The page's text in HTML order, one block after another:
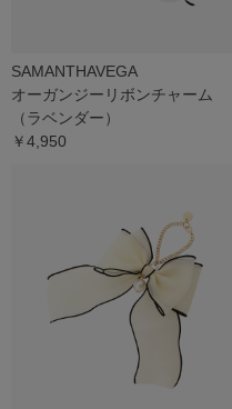
SAMANTHAVEGA
オーガンジーリボンチャーム
（ラベンダー）
￥4,950